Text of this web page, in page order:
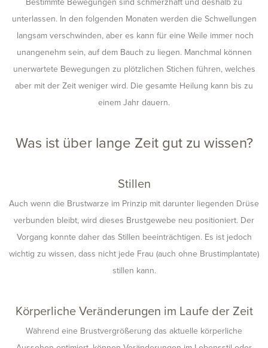
Bestimmte Bewegungen sind schmerzhaft und deshalb zu
unterlassen. In den folgenden Monaten werden die Schwellungen
langsam verschwinden, aber es kann für eine Weile immer noch
unangenehm sein, auf dem Bauch zu liegen. Manchmal können
unerwartete Bewegungen zu plötzlichen Stichen führen, welches
aber mit der Zeit weniger wird. Die gesamte Heilung kann bis zu
einem Jahr dauern.
Was ist über lange Zeit gut zu wissen?
Stillen
Auch wenn die Brustwarze im Prinzip mit darunter liegenden Drüse
verbunden bleibt, wird dieses Brustgewebe neu positioniert. Der
Vorgang konnte daher das Stillen beeinträchtigen. Es ist jedoch
wichtig zu wissen, dass nicht jede Frau (auch ohne Brustimplantate)
stillen kann.
Körperliche Veränderungen im Laufe der Zeit
Während eine Brustvergrößerung das aktuelle körperliche